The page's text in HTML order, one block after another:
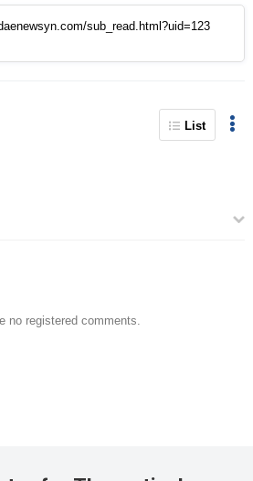
sub_read.html?uid=123
List
no registered comments.